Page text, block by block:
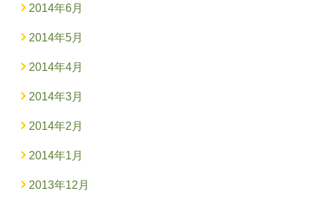
2014年6月
2014年5月
2014年4月
2014年3月
2014年2月
2014年1月
2013年12月